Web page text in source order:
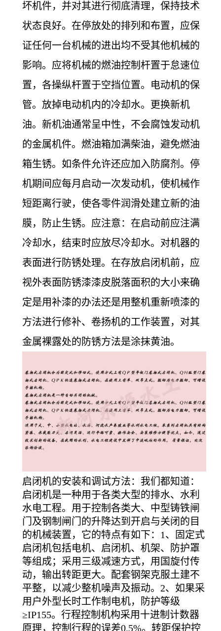
坏机件，并对其进行彻底清理，保持技术
状态良好。在停放处的排列和布置，应保
证任何一台机械的进出均不受其他机械的
影响。应将机械的燃油控制杆置于怠速位
置，各操纵杆置于空挡位置。电动机的保
管。放掉电动机内的冷却水。更换新机
油。新机油通常呈中性，不会腐蚀发动机
的金属机件。燃油箱加满柴油，避免燃油
箱生锈。如条件允许还应加入防腐剂。停
机期间应每月启动一次发动机，使机械作
短距离行驶，使各零件润滑处建立新的油
膜，防止生锈。应注意：在启动前应注满
冷却水，结束时应放尽冷却水。对机器的
表面进行防锈处理。在存放启闭机前，应
视外表面防锈漆漆皮脱落面积的大小来确
定是用补漆的办法还是用整机重新喷漆的
方法进行修补、卷扬机的工作装置，对其
金属裸露处的防锈方法是涂抹黄油。
启闭机的安装和调试方法：我们都知道：
启闭机是一种用于各类大型的排水、水利
水电工程。用于控制各类大、中型铸铁闸
门及钢制闸门的升降达到开启与关闭的目
的机械装置，它的特点有如下：1、固定式
启闭机包括电机、启闭机、机架、防护罩
等组成；采用三级减速方式，用国旋付传
动，输出转距更大。配套钢架克服土建不
平整，以减少整机噪声及振动。2、如果采
用户外型长时工作制电机，防护等级
≥IP155。行程控制机构采用十进制计数器
原理，控制行程的误差0.5%。转距保护控